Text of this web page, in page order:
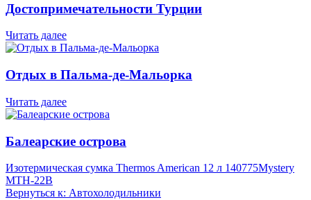
Достопримечательности Турции
Читать далее
Отдых в Пальма-де-Мальорка
Читать далее
Балеарские острова
Изотермическая сумка Thermos American 12 л 140775Mystery
MTH-22B
Вернуться к: Автохолодильники